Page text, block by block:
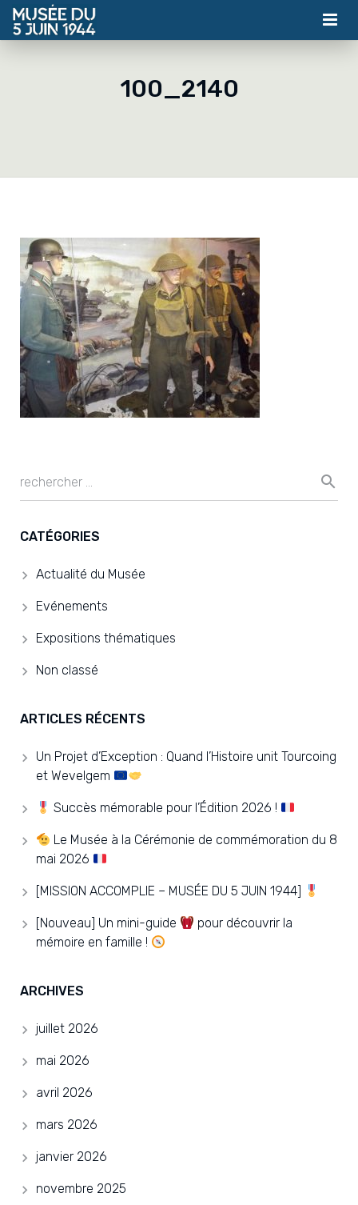
BILLETTERIE
100_2140
CATÉGORIES
Actualité du Musée
Evénements
Expositions thématiques
Non classé
ARTICLES RÉCENTS
Un Projet d’Exception : Quand l’Histoire unit Tourcoing
et Wevelgem
Succès mémorable pour l’Édition 2026 !
Le Musée à la Cérémonie de commémoration du 8
mai 2026
[MISSION ACCOMPLIE – MUSÉE DU 5 JUIN 1944]
[Nouveau] Un mini-guide
pour découvrir la
mémoire en famille !
ARCHIVES
juillet 2026
mai 2026
avril 2026
mars 2026
janvier 2026
novembre 2025